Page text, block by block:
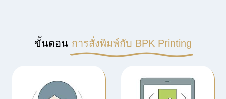
ขั้นตอน การสั่งพิมพ์กับ BPK Printing